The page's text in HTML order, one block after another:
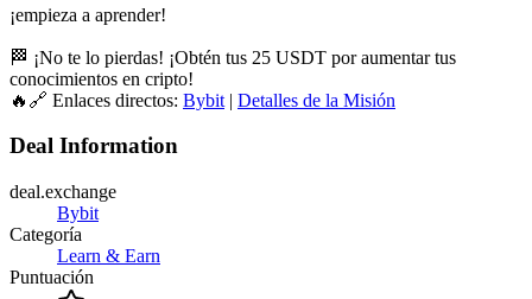
¡empieza a aprender!
🏁 ¡No te lo pierdas! ¡Obtén tus 25 USDT por aumentar tus
conocimientos en cripto!
🔥🔗 Enlaces directos: Bybit | Detalles de la Misión
Deal Information
deal.exchange
Bybit
Categoría
Learn & Earn
Puntuación